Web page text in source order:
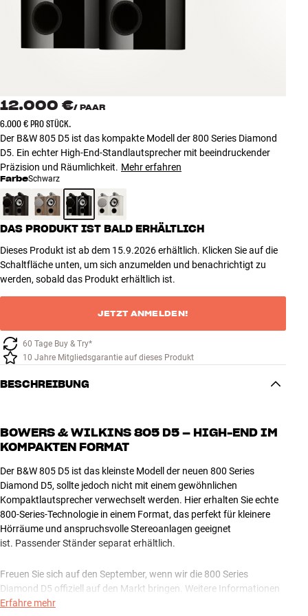
Zubehör
INSPIRATION
NEUHEITEN
ANGEBOTE
Store Finden
Kundendienst
Anmelden
Kundendienst
Bauen mit Klang
12.000 €/ PAAR
6.000 € PRO STÜCK.
Der B&W 805 D5 ist das kompakte Modell der 800 Series Diamond
D5. Ein echter High-End-Standlautsprecher mit beeindruckender
Präzision und Räumlichkeit. Mehr erfahren
FarbeSchwarz
DAS PRODUKT IST BALD ERHÄLTLICH
Dieses Produkt ist ab dem 15.9.2026 erhältlich. Klicken Sie auf die
Schaltfläche unten, um sich anzumelden und benachrichtigt zu
werden, sobald das Produkt erhältlich ist.
JETZT ANMELDEN!
60 Tage Buy & Try*
10 Jahre Mitgliedsgarantie auf dieses Produkt
BESCHREIBUNG
BOWERS & WILKINS 805 D5 – HIGH-END IM
KOMPAKTEN FORMAT
Der B&W 805 D5 ist das kleinste Modell der neuen 800 Series
Diamond D5, sollte jedoch nicht mit einem gewöhnlichen
Kompaktlautsprecher verwechselt werden. Hier erhalten Sie echte
800-Series-Technologie in einem Format, das perfekt für kleinere
Hörräume und anspruchsvolle Stereoanlagen geeignet
ist. Passender Ständer separat erhältlich.
Freuen Sie sich auf den September, wenn wir die 800 Series
Diamond D5 offiziell auf den Markt bringen. Weitere Informationen
folgen in Kürze.
Erfahre mehr